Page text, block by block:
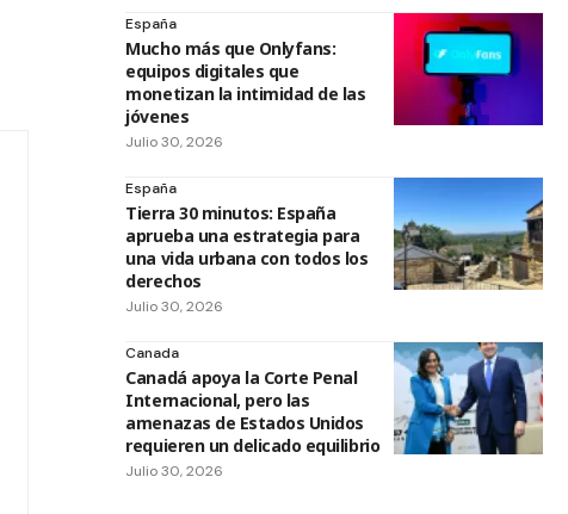
España
Mucho más que Onlyfans:
equipos digitales que
monetizan la intimidad de las
jóvenes
Julio 30, 2026
España
Tierra 30 minutos: España
aprueba una estrategia para
una vida urbana con todos los
derechos
Julio 30, 2026
Canada
Canadá apoya la Corte Penal
Internacional, pero las
amenazas de Estados Unidos
requieren un delicado equilibrio
Julio 30, 2026